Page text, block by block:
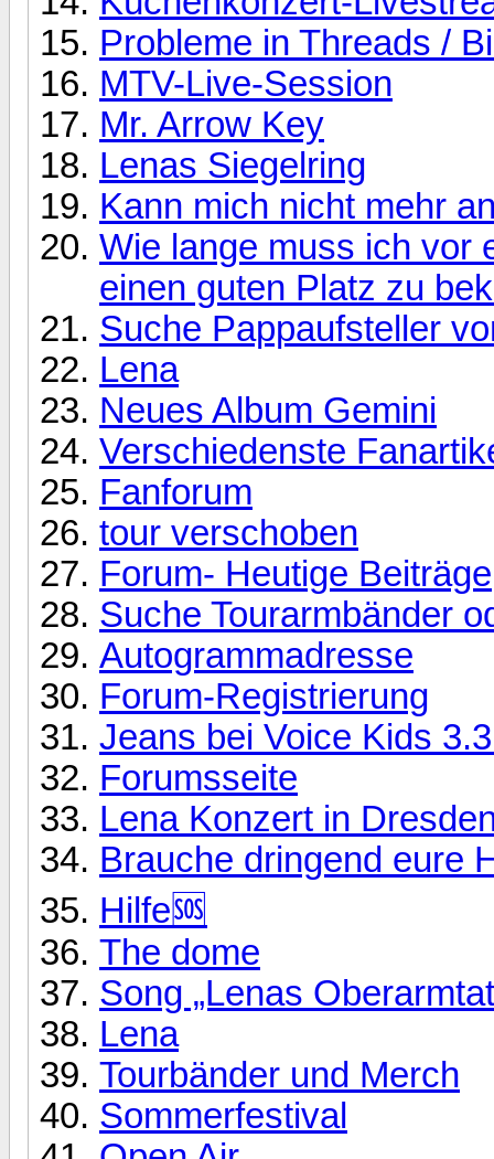
Probleme in Threads /
MTV-Live-Session
Mr. Arrow Key
Lenas Siegelring
Kann mich nicht mehr
Wie lange muss ich vor
einen guten Platz zu
Suche Pappaufsteller
Lena
Neues Album Gemini
Verschiedenste
Fanforum
tour verschoben
Forum- Heutige Beiträge
Suche Tourarmbänder
Autogrammadresse
Forum-Registrierung
Jeans bei Voice Kids
Forumsseite
Lena Konzert in
Brauche dringend eure
Hilfe🆘
The dome
Song „Lenas
Lena
Tourbänder und Merch
Sommerfestival